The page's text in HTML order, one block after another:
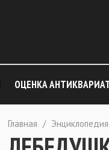
ОЦЕНКА
Главная / Энциклопедия